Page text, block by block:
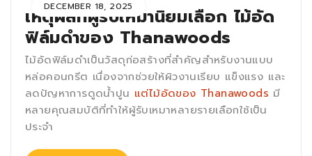
DECEMBER 18, 2025
เหตุผลที่ผู้รับเหมานิยมเลือก ไม้อัด
ฟิล์มดำของ Thanawoods
ไม้อัดฟิล์มดำเป็นวัสดุก่อสร้างที่สำคัญสำหรับงานแบบ
หล่อคอนกรีต เนื่องจากช่วยให้ผิวงานเรียบ แข็งแรง และ
ลดปัญหาการดูดน้ำปูน แต่ไม้อัดของ Thanawoods มี
หลายคุณสมบัติที่ทำให้ผู้รับเหมาหลายรายเลือกใช้เป็น
ประจำ